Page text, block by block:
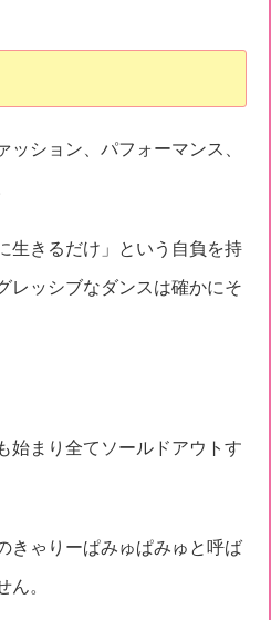
ション、パフォーマンス、
生きるだけ」という自負を持
レッシブなダンスは確かにそ
始まり全てソールドアウトす
きゃりーぱみゅぱみゅと呼ば
。